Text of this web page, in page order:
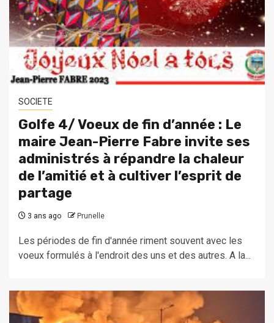
SOCIETE
Golfe 4/ Voeux de fin d’année : Le
maire Jean-Pierre Fabre invite ses
administrés à répandre la chaleur
de l’amitié et à cultiver l’esprit de
partage
3 ans ago Prunelle
Les périodes de fin d'année riment souvent avec les
voeux formulés à l'endroit des uns et des autres. A la...